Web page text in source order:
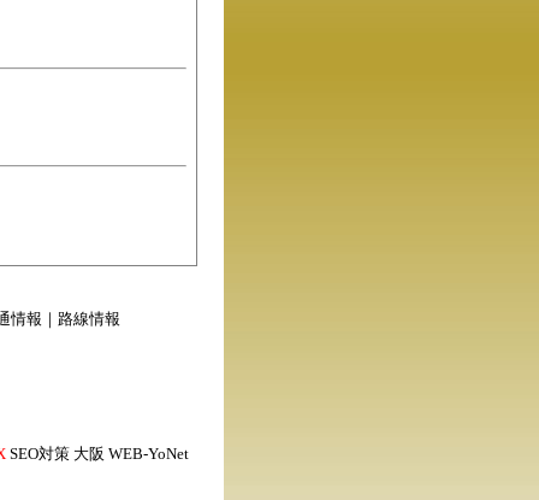
情報 ｜ 路線情報
SEO対策 大阪 WEB-YoNet